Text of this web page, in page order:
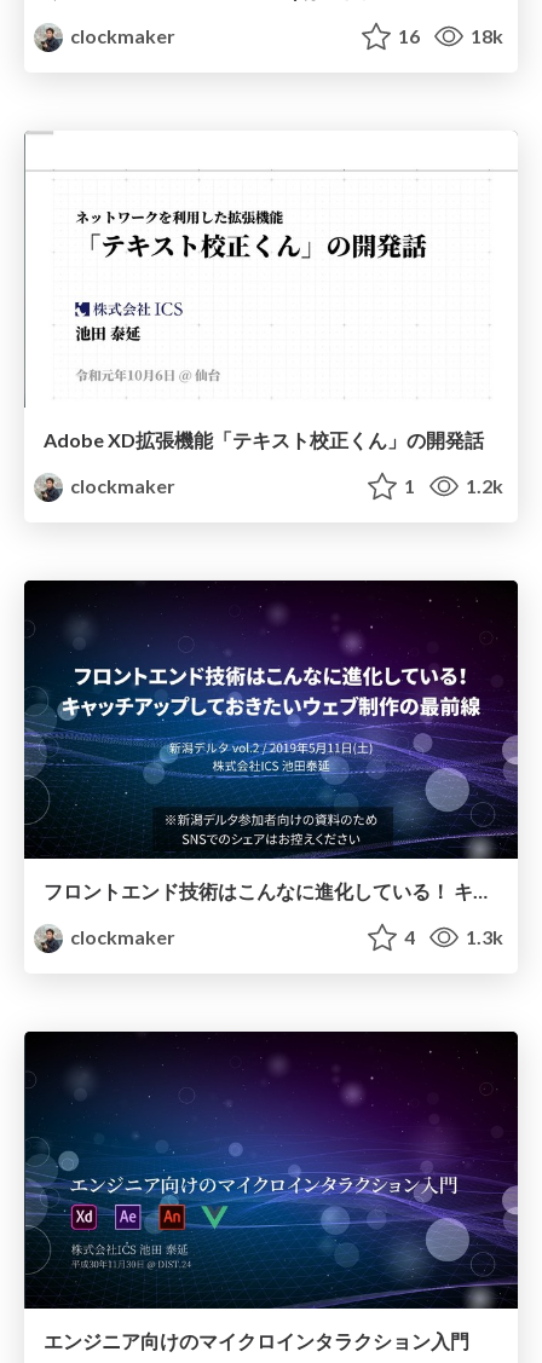
clockmaker
16 18k
Adobe XD拡張機能「テキスト校正くん」の開発話
clockmaker
1 1.2k
フロントエンド技術はこんなに進化している！ キャッチアップしておきたいウェブ制作の最前線 [SNSシェア禁止]
clockmaker
4 1.3k
エンジニア向けのマイクロインタラクション入門